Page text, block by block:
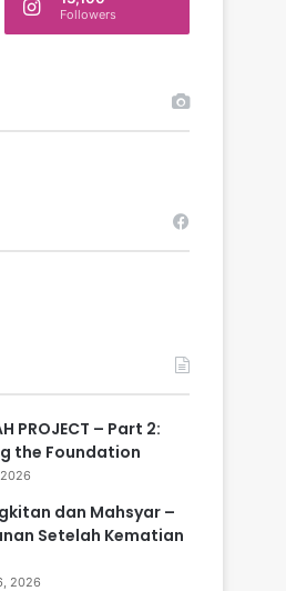
k
:
Followers
PROJECT – Part 2:
the Foundation
dan Mahsyar –
Setelah Kematian
2026